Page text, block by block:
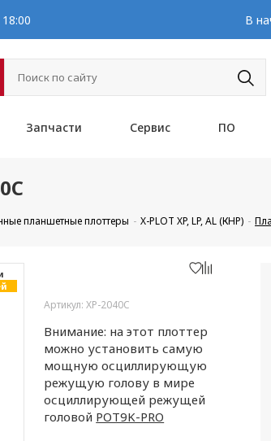
В
Запчасти Сервис ПО
планшетные плоттеры X-PLOT XP, LP, AL (КНР)
Артикул: XP-2040C
Внимание: на этот плоттер
можно установить самую
мощную осциллирующую
режущую голову в мире
осциллирующей режущей
головой POT9K-PRO